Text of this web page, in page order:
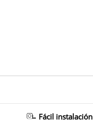
Fácil instalación